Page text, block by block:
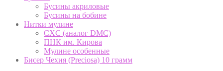
Бусины акриловые
Бусины на бобине
Нитки мулине
CXC (аналог DMC)
ПНК им. Кирова
Мулине особенные
Бисер Чехия (Preciosa) 10 грамм